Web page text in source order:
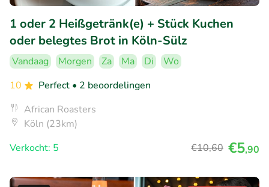
1 oder 2 Heißgetränk(e) + Stück Kuchen
oder belegtes Brot in Köln-Sülz
Vandaag Morgen Za Ma Di
Wo
10
Perfect • 2 beoordelingen
African Roasters
Köln (23km)
Verkocht: 5
€10,60 €5,90